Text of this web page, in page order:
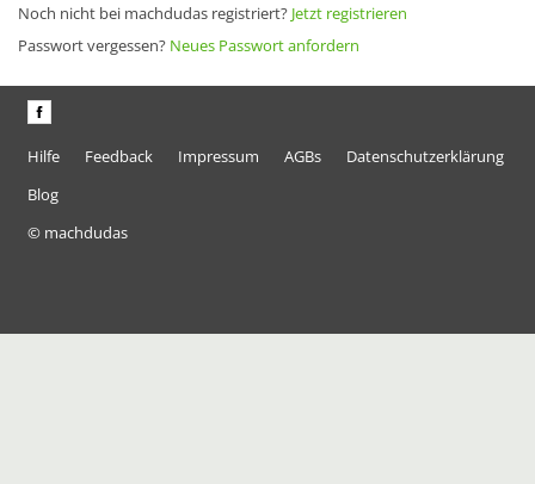
Noch nicht bei machdudas registriert? Jetzt registrieren
Passwort vergessen? Neues Passwort anfordern
Hilfe Feedback Impressum AGBs
Datenschutzerklärung
Blog
© machdudas